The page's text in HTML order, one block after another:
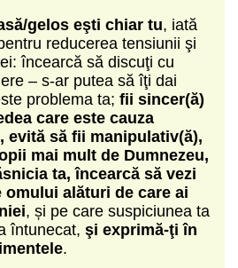
gelos eşti chiar tu, iată
reducerea tensiunii şi
încearcă să discuţi cu
‒ s-ar putea să îţi dai
problema ta; fii sincer(ă)
care este cauza
evită să fii manipulativ(ă),
mai mult de Dumnezeu,
ta, încearcă să vezi
alături de care ai
, și pe care suspiciunea ta
întunecat, şi exprimă-ţi în
.